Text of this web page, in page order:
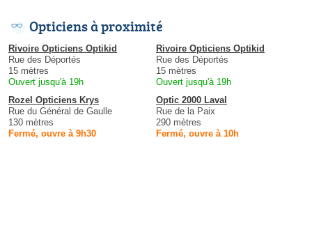
Opticiens à proximité
Rivoire Opticiens Optikid
Rue des Déportés
15 mètres
Ouvert jusqu'à 19h
Rivoire Opticiens Optikid
Rue des Déportés
15 mètres
Ouvert jusqu'à 19h
Rozel Opticiens Krys
Rue du Général de Gaulle
130 mètres
Fermé, ouvre à 9h30
Optic 2000 Laval
Rue de la Paix
290 mètres
Fermé, ouvre à 10h